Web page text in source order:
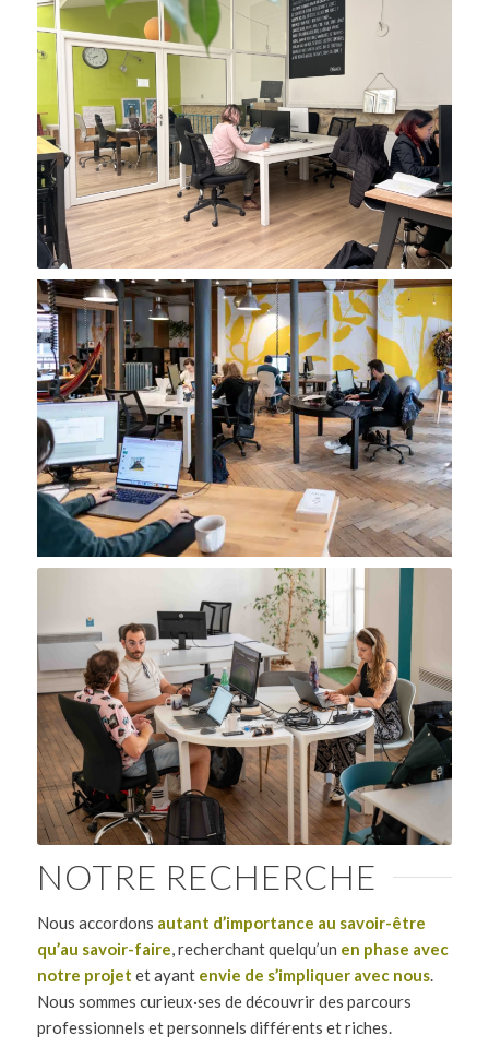
NOTRE RECHERCHE
Nous accordons autant d’importance au savoir-être
qu’au savoir-faire, recherchant quelqu’un en phase avec
notre projet et ayant envie de s’impliquer avec nous.
Nous sommes curieux·ses de découvrir des parcours
professionnels et personnels différents et riches.